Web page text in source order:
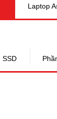
Laptop
SSD